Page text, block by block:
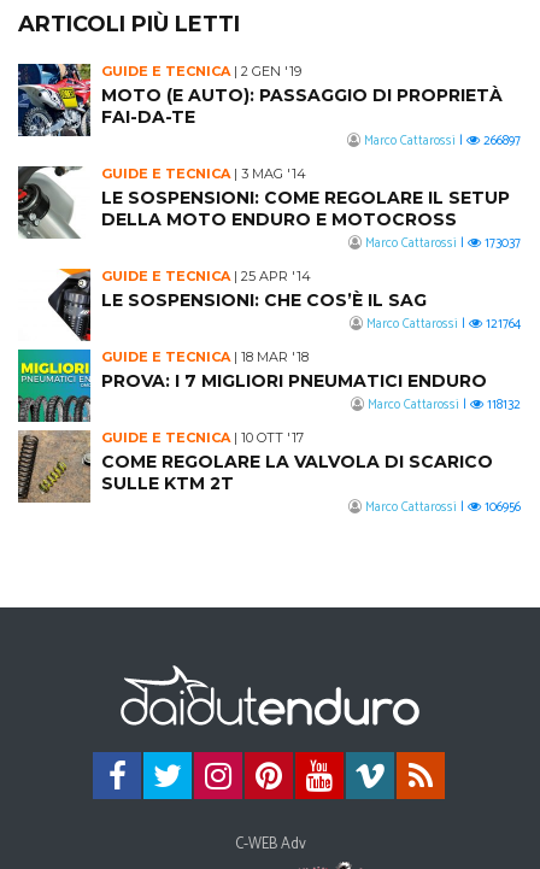
ARTICOLI PIÙ LETTI
GUIDE E TECNICA| 2 GEN '19
MOTO (E AUTO): PASSAGGIO DI PROPRIETÀ
FAI-DA-TE
Marco Cattarossi | 266897
GUIDE E TECNICA| 3 MAG '14
LE SOSPENSIONI: COME REGOLARE IL SETUP
DELLA MOTO ENDURO E MOTOCROSS
Marco Cattarossi | 173037
GUIDE E TECNICA| 25 APR '14
LE SOSPENSIONI: CHE COS’È IL SAG
Marco Cattarossi | 121764
GUIDE E TECNICA| 18 MAR '18
PROVA: I 7 MIGLIORI PNEUMATICI ENDURO
Marco Cattarossi | 118132
GUIDE E TECNICA| 10 OTT '17
COME REGOLARE LA VALVOLA DI SCARICO
SULLE KTM 2T
Marco Cattarossi | 106956
C-WEB Adv